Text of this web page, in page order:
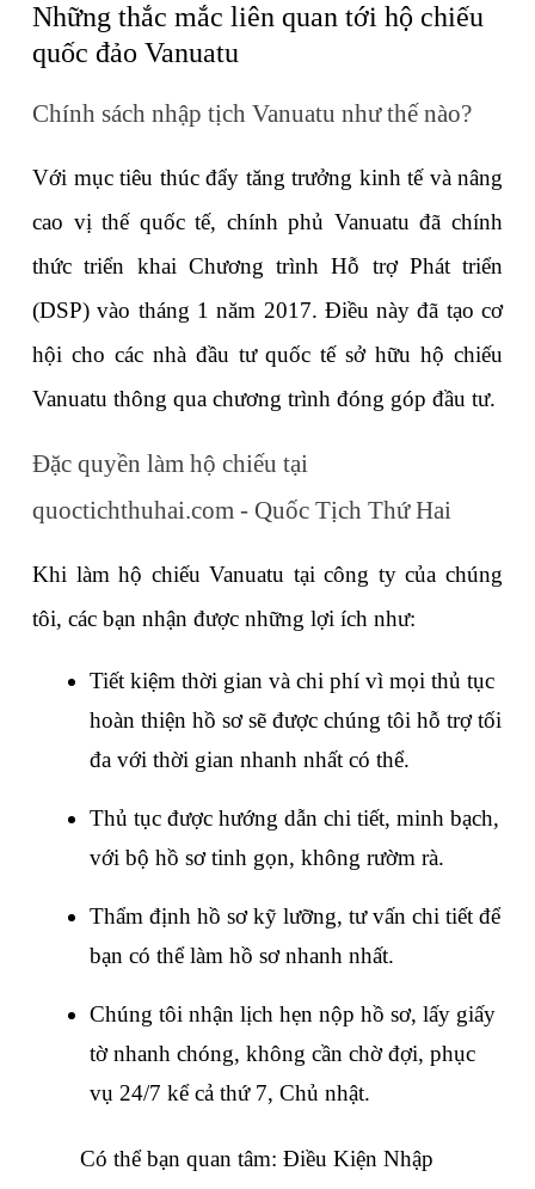
Những thắc mắc liên quan tới hộ chiếu
quốc đảo Vanuatu
Chính sách nhập tịch Vanuatu như thế nào?
Với mục tiêu thúc đẩy tăng trưởng kinh tế và nâng
cao vị thế quốc tế, chính phủ Vanuatu đã chính
thức triển khai Chương trình Hỗ trợ Phát triển
(DSP) vào tháng 1 năm 2017. Điều này đã tạo cơ
hội cho các nhà đầu tư quốc tế sở hữu hộ chiếu
Vanuatu thông qua chương trình đóng góp đầu tư.
Đặc quyền làm hộ chiếu tại
quoctichthuhai.com - Quốc Tịch Thứ Hai
Khi làm hộ chiếu Vanuatu tại công ty của chúng
tôi, các bạn nhận được những lợi ích như:
Tiết kiệm thời gian và chi phí vì mọi thủ tục
hoàn thiện hồ sơ sẽ được chúng tôi hỗ trợ tối
đa với thời gian nhanh nhất có thể.
Thủ tục được hướng dẫn chi tiết, minh bạch,
với bộ hồ sơ tinh gọn, không rườm rà.
Thẩm định hồ sơ kỹ lưỡng, tư vấn chi tiết để
bạn có thể làm hồ sơ nhanh nhất.
Chúng tôi nhận lịch hẹn nộp hồ sơ, lấy giấy
tờ nhanh chóng, không cần chờ đợi, phục
vụ 24/7 kể cả thứ 7, Chủ nhật.
Có thể bạn quan tâm: Điều Kiện Nhập